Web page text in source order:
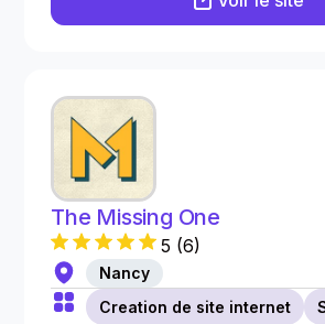
The Missing One
5 (6)
Nancy
Creation de site internet